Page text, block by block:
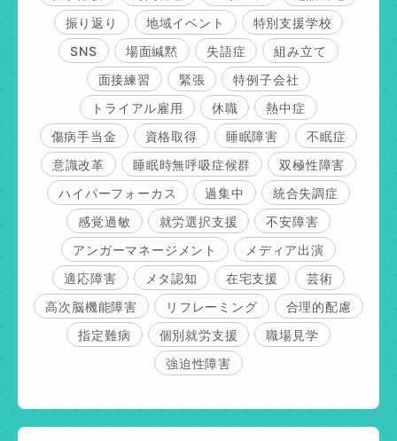
振り返り
地域イベント
特別支援学校
SNS
場面緘黙 失語症
組み立て
面接練習
緊張
特例子会社
トライアル雇用
休職
熱中症
傷病手当金
資格取得 睡眠障害
不眠症
意識改革
睡眠時無呼吸症候群
双極性障害
ハイパーフォーカス
過集中
統合失調症
感覚過敏
就労選択支援
不安障害
アンガーマネージメント
メディア出演
適応障害
メタ認知 在宅支援
芸術
高次脳機能障害
リフレーミング
合理的配慮
指定難病
個別就労支援
職場見学
強迫性障害